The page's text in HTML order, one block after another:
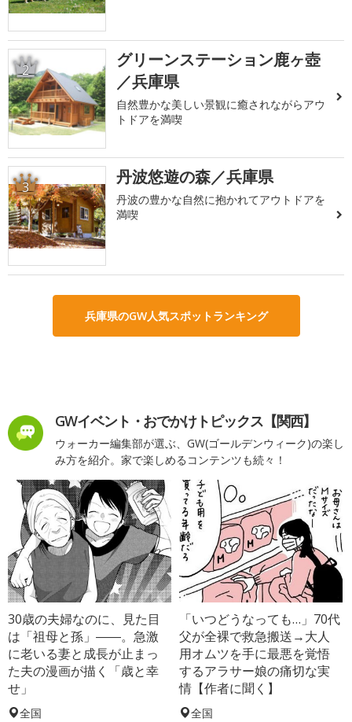
2
グリーンステーション鹿ヶ壺
／兵庫県
自然豊かな美しい景観に癒されながらアウ
トドアを満喫
3 丹波悠遊の森／兵庫県
丹波の豊かな自然に抱かれてアウトドアを
満喫
兵庫県のGW人気スポットランキング
GWイベント・おでかけトピックス【関西】
ウォーカー編集部が選ぶ、GW(ゴールデンウィーク)の楽し
み方を紹介。家で楽しめるコンテンツも続々！
30歳の夫婦なのに、見た目
は「祖母と孫」――。急激
に老いる妻と成長が止まっ
た夫の漫画が描く「歳と幸
せ」
全国
「いつどうなっても…」70代
父が全裸で救急搬送→大人
用オムツを手に最悪を覚悟
するアラサー娘の痛切な実
情【作者に聞く】
全国